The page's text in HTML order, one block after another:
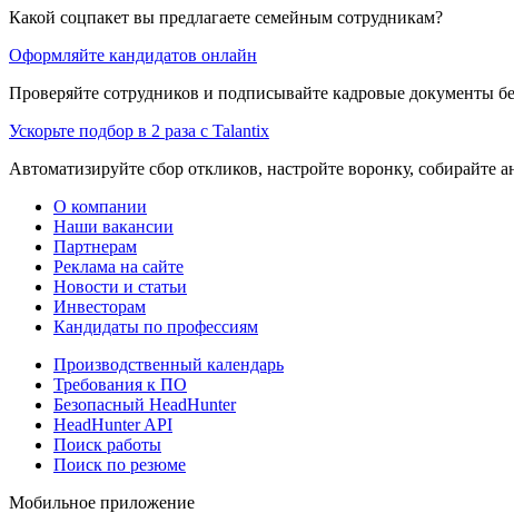
Какой соцпакет вы предлагаете семейным сотрудникам?
Оформляйте кандидатов онлайн
Проверяйте сотрудников и подписывайте кадровые документы
Ускорьте подбор в 2 раза с Talantix
Автоматизируйте сбор откликов, настройте воронку, собирайте
О компании
Наши вакансии
Партнерам
Реклама на сайте
Новости и статьи
Инвесторам
Кандидаты по профессиям
Производственный календарь
Требования к ПО
Безопасный HeadHunter
HeadHunter API
Поиск работы
Поиск по резюме
Мобильное приложение